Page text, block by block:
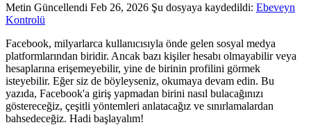
Metin Güncellendi Feb 26, 2026 Şu dosyaya kaydedildi: Ebeveyn
Kontrolü
Facebook, milyarlarca kullanıcısıyla önde gelen sosyal medya
platformlarından biridir. Ancak bazı kişiler hesabı olmayabilir veya
hesaplarına erişemeyebilir, yine de birinin profilini görmek
isteyebilir. Eğer siz de böyleyseniz, okumaya devam edin. Bu
yazıda, Facebook'a giriş yapmadan birini nasıl bulacağınızı
göstereceğiz, çeşitli yöntemleri anlatacağız ve sınırlamalardan
bahsedeceğiz. Hadi başlayalım!